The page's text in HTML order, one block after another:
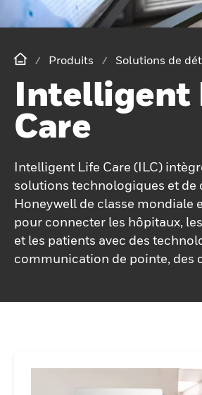
Produits Solutions de
Intelligent
Care
Intelligent Life Care (ILC)
solutions technologiques et de
Honeywell de classe mondiale
pour connecter les hôpitaux,
et les patients avec des
communication de pointe, des
fonctionnalités et innovations
applications de soins de santé